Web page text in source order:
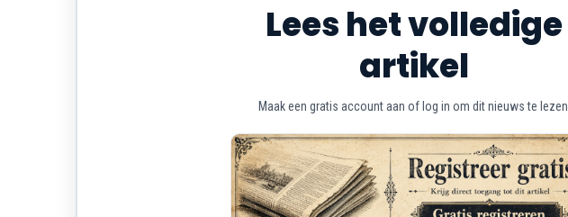
Lees het volledige
artikel
Maak een gratis account aan of log in om dit nieuws te lezen.